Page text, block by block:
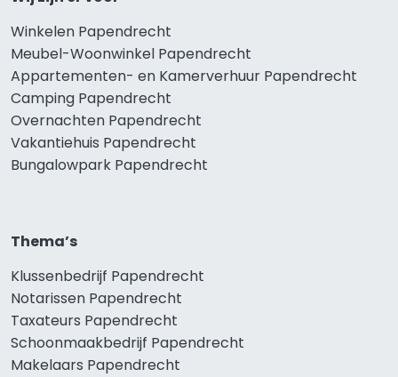
Winkelen Papendrecht
Meubel-Woonwinkel Papendrecht
Appartementen- en Kamerverhuur Papendrecht
Camping Papendrecht
Overnachten Papendrecht
Vakantiehuis Papendrecht
Bungalowpark Papendrecht
Thema’s
Klussenbedrijf Papendrecht
Notarissen Papendrecht
Taxateurs Papendrecht
Schoonmaakbedrijf Papendrecht
Makelaars Papendrecht